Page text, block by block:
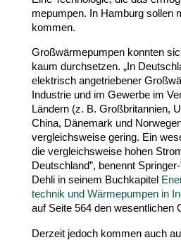
me­pumpen. In Hamburg sollen
kommen.
Groß­wär­me­pumpen konnten
kaum durch­setzen. „In
elek­trisch ange­trie­bener
Industrie und im Gewerbe im
Ländern (z. B. Groß­bri­tannien,
China, Dänemark und
vergleichs­weise gering. Ein
die vergleichs­weise hohen
Deutschland”, benennt
Dehli in seinem Buch­ka­pitel
technik und Wärme­pumpen in
auf Seite 564den wesent­lichen
Derzeit jedoch kommen auch